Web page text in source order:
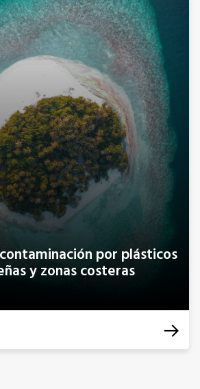
por plásticos
y zonas costeras